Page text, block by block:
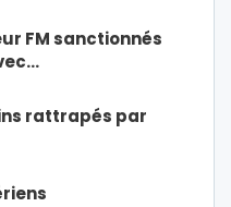
FM sanctionnés
rattrapés par